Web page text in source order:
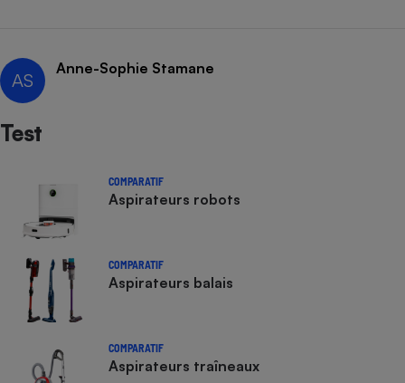
AS
Anne-Sophie Stamane
Test
COMPARATIF
Aspirateurs robots
COMPARATIF
Aspirateurs balais
COMPARATIF
Aspirateurs traîneaux